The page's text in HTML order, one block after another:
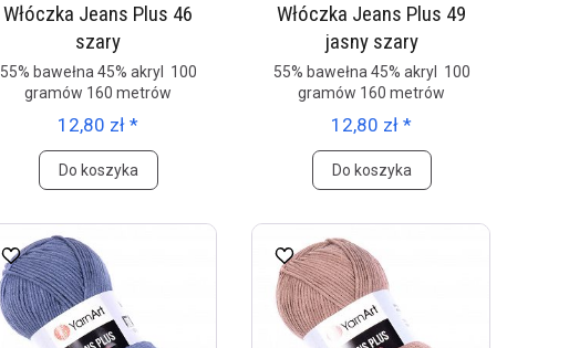
Włóczka Jeans Plus 46
szary
55% bawełna 45% akryl 100
gramów 160 metrów
12,80 zł *
Do koszyka
Włóczka Jeans Plus 49
jasny szary
55% bawełna 45% akryl 100
gramów 160 metrów
12,80 zł *
Do koszyka